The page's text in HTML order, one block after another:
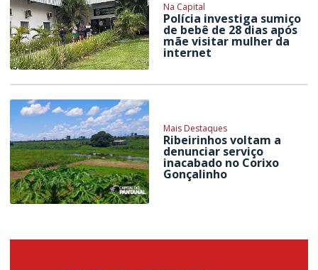
Na Capital
Polícia investiga sumiço
de bebê de 28 dias após
mãe visitar mulher da
internet
Mais Destaques
Ribeirinhos voltam a
denunciar serviço
inacabado no Corixo
Gonçalinho